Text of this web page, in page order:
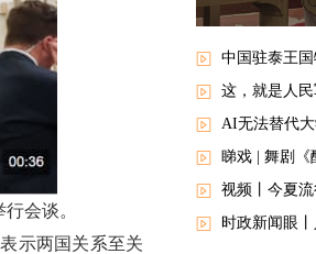
会谈。
示两国关系至关
这，就是人民
AI无法替代
视频丨今夏流